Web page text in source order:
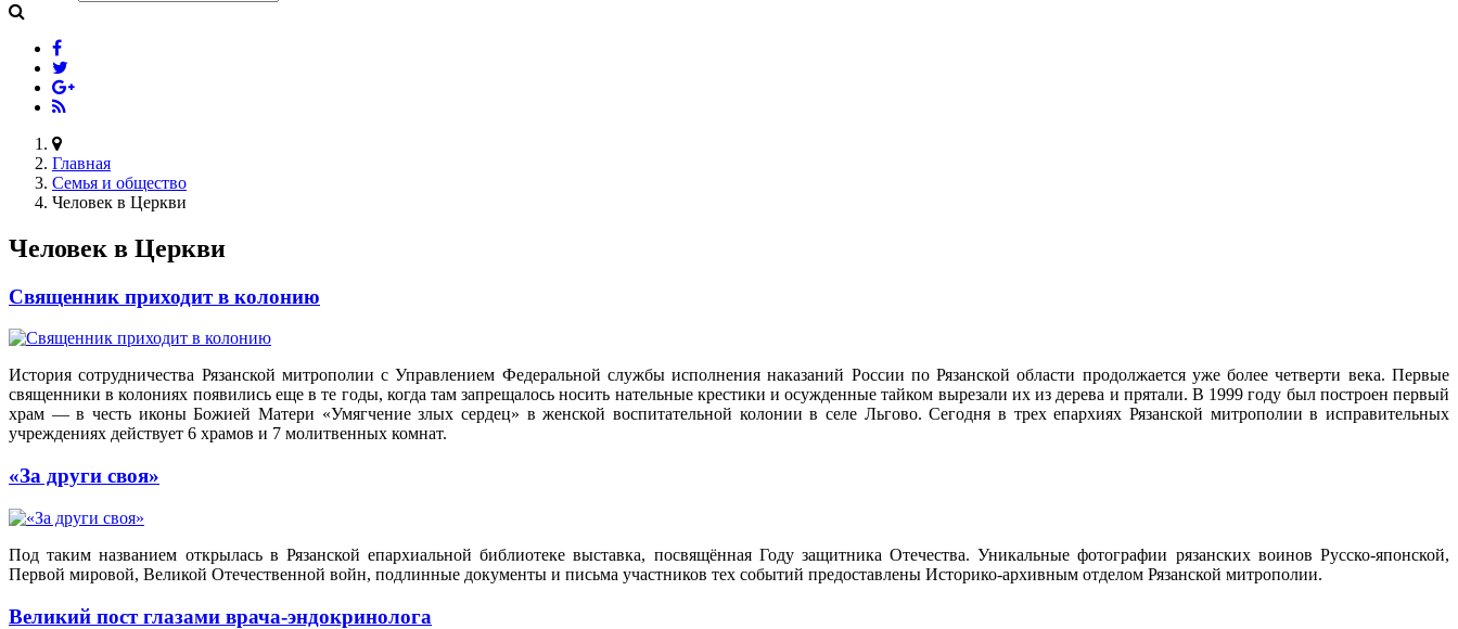
Главная
Семья и общество
Человек в Церкви
Человек в Церкви
Священник приходит в колонию
История сотрудничества Рязанской митрополии с Управлением Федеральной службы исполнения наказаний России по Рязанской области продолжается уже более четверти века. Первые
священники в колониях появились еще в те годы, когда там запрещалось носить нательные крестики и осужденные тайком вырезали их из дерева и прятали. В 1999 году был построен первый
храм — в честь иконы Божией Матери «Умягчение злых сердец» в женской воспитательной колонии в селе Льгово. Сегодня в трех епархиях Рязанской митрополии в исправительных
учреждениях действует 6 храмов и 7 молитвенных комнат.
«За други своя»
Под таким названием открылась в Рязанской епархиальной библиотеке выставка, посвящённая Году защитника Отечества. Уникальные фотографии рязанских воинов Русско-японской,
Первой мировой, Великой Отечественной войн, подлинные документы и письма участников тех событий предоставлены Историко-архивным отделом Рязанской митрополии.
Великий пост глазами врача-эндокринолога